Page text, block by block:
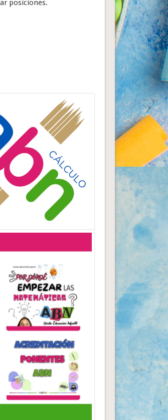
posiciones.